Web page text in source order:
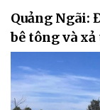
Quảng Ngãi:
bê tông và